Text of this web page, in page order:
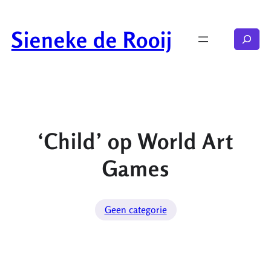
naar
deSieneke de Rooij Zoeken
‘Child’ op World Art
Games
Geen categorie